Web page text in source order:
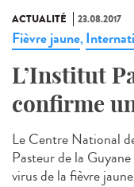
ACTUALITÉ 23.08.2017
Fièvre jaune,
L’Institut
confirme
Le Centre National
Pasteur de la
virus de la fièvre